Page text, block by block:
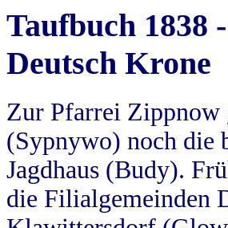
Taufbuch 1838
Deutsch Krone
Zur Pfarrei Zippnow
(Sypnywo) noch die
Jagdhaus (Budy).
die Filialgemeinden